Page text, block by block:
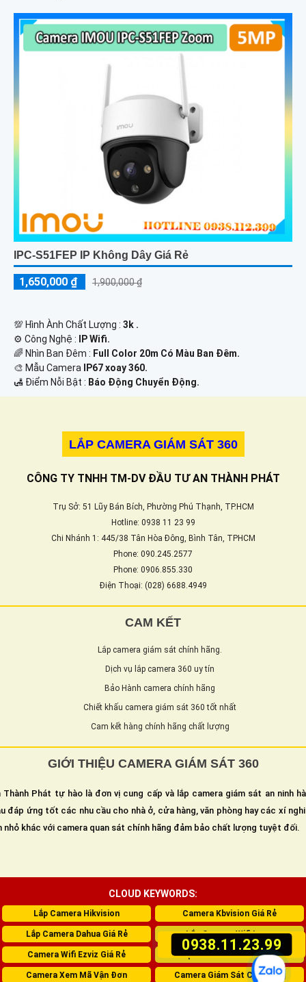
0938.11.23.99
IPC-S51FEP IP Không Dây Giá Rẻ
1,650,000 ₫ 1,900,000 ₫
💯 Hình Ành Chất Lượng : 3k .
⚙ Công Nghệ :
IP Wifi.
🌈 Nhìn Ban Đêm : Full Color 20m Có Màu Ban Ðêm.
🎨 Mẫu Camera
IP67 xoay 360.
️🛃 Điểm Nỗi Bật : Báo Động Chuyển Động.
LẮP CAMERA GIÁM SÁT 360
CÔNG TY TNHH TM-DV ĐẦU TƯ AN THÀNH PHÁT
Trụ Sở: 51 Lũy Bán Bích, Phường Phú Thạnh, TP.HCM
Hotline: 0938 11 23 99
Chi Nhánh 1: 445/38 Tân Hòa Đông, Bình Tân, TPHCM
Phone: 090.245.2577
Phone: 0906.855.330
Điện Thoại: (028) 6688.4949
CAM KẾT
Lắp camera giám sát chính hãng.
Dịch vụ lắp camera 360 uy tín
Bảo Hành camera chính hãng
Chiết khấu camera giám sát 360 tốt nhất
Cam kết hàng chính hãng chất lượng
GIỚI THIỆU CAMERA GIÁM SÁT 360
Thành Phát tự hào là đơn vị cung cấp và lắp camera giám sát an ninh
đáp ứng tốt các nhu cầu cho nhà ở, cửa hàng, văn phòng hay các xí
nhỏ khác với camera quan sát chính hãng đảm bảo chất lượng tuyệt đối.
CLOUD KEYWORDS:
Lắp Camera Hikvision Camera Kbvision Giá Rẻ
Lắp Camera Dahua Giá Rẻ Lắp Camera Wifi Imou
Camera Wifi Ezviz Giá Rẻ Lắp Camera Giám Sát 360
Camera Xem Mã Vận Đơn Camera Giám Sát Cửa Hàng